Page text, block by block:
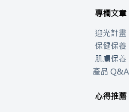
專欄文章
迎光計畫
保健保養
肌膚保養
產品 Q&A
心得推薦